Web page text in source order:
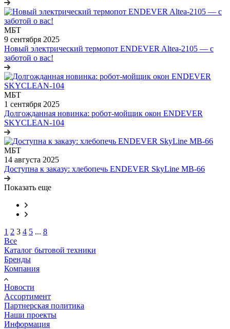
МБТ
9 сентября 2025
Новый электрический термопот ENDEVER Altea-2105 — с
заботой о вас!
МБТ
1 сентября 2025
Долгожданная новинка: робот-мойщик окон ENDEVER
SKYCLEAN-104
МБТ
14 августа 2025
Доступна к заказу: хлебопечь ENDEVER SkyLine MB-66
Показать еще
1 2 3 4 5 ... 8
Все
Каталог бытовой техники
Бренды
Компания
Новости
Ассортимент
Партнерская политика
Наши проекты
Информация